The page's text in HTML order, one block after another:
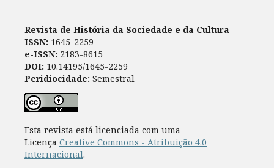
Revista de História da Sociedade e da Cultura
ISSN: 1645-2259
e-ISSN: 2183-8615
DOI: 10.14195/1645-2259
Peridiocidade: Semestral
Esta revista está licenciada com uma
Licença Creative Commons - Atribuição 4.0
Internacional.